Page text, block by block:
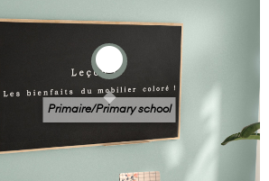
Primaire/Primary school